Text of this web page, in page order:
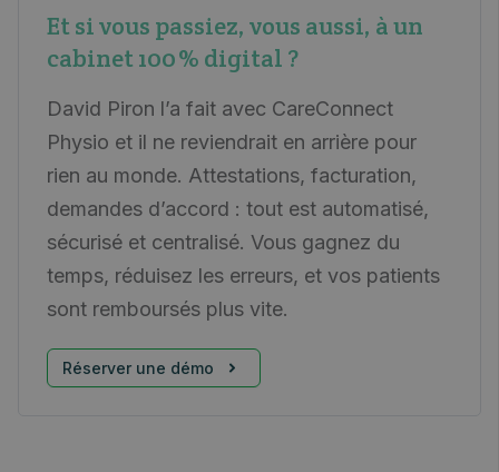
Et si vous passiez, vous aussi, à un
cabinet 100 % digital ?
David Piron l’a fait avec CareConnect
Physio et il ne reviendrait en arrière pour
rien au monde. Attestations, facturation,
demandes d’accord : tout est automatisé,
sécurisé et centralisé. Vous gagnez du
temps, réduisez les erreurs, et vos patients
sont remboursés plus vite.
Réserver une démo